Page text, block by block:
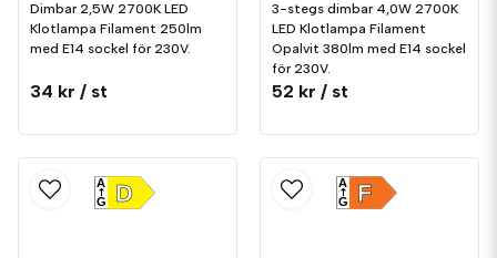
Dimbar 2,5W 2700K LED
Klotlampa Filament 250lm
med E14 sockel för 230V.
34 kr / st
3-stegs dimbar 4,0W 2700K
LED Klotlampa Filament
Opalvit 380lm med E14 sockel
för 230V.
52 kr / st
D
A
G F
A
G